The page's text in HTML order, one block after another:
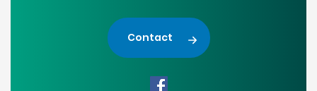
Contact